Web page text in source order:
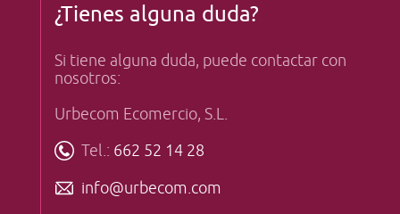
¿Tienes alguna duda?
Si tiene alguna duda, puede contactar con
nosotros:
Urbecom Ecomercio, S.L.
Tel.: 662 52 14 28
info@urbecom.com